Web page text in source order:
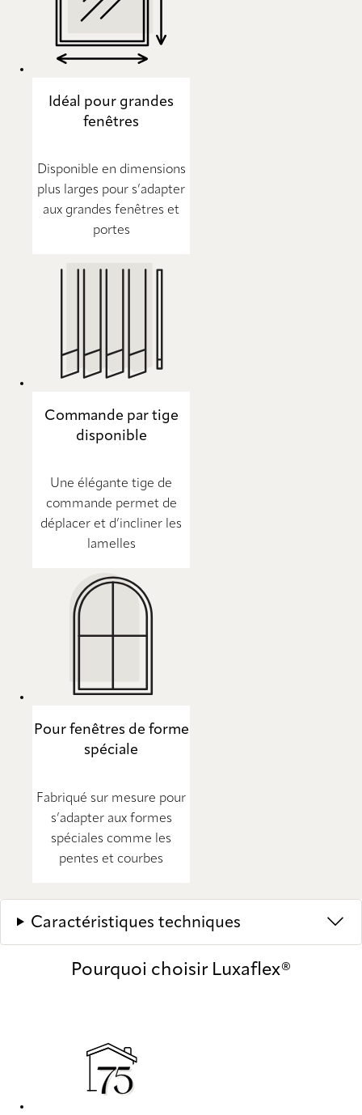
Idéal pour grandes
fenêtres
Disponible en dimensions
plus larges pour s’adapter
aux grandes fenêtres et
portes
Commande par tige
disponible
Une élégante tige de
commande permet de
déplacer et d’incliner les
lamelles
Pour fenêtres de forme
spéciale
Fabriqué sur mesure pour
s’adapter aux formes
spéciales comme les
pentes et courbes
Caractéristiques techniques
Pourquoi choisir Luxaflex®